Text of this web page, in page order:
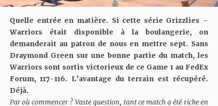
Quelle entrée en matière. Si cette série Grizzlies –
Warriors était disponible à la boulangerie, on
demanderait au patron de nous en mettre sept. Sans
Draymond Green sur une bonne partie du match, les
Warriors sont sortis victorieux de ce Game 1 au FedEx
Forum, 117-116. L’avantage du terrain est récupéré.
Déjà.
Par où commencer ? Vaste question, tant ce match a été riche en